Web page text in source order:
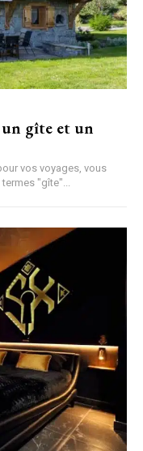
gîte et un
vos voyages, vous
"gîte"...